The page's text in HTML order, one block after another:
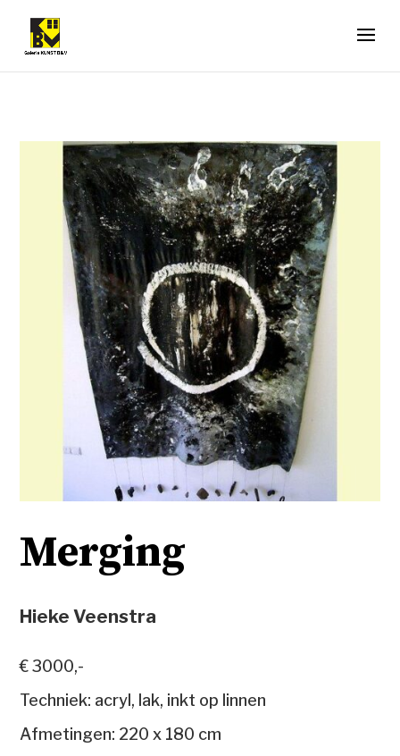
Merging
Hieke Veenstra
€ 3000,-
Techniek: acryl, lak, inkt op linnen
Afmetingen: 220 x 180 cm